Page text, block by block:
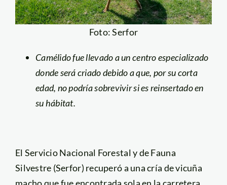
Foto: Serfor
Camélido fue llevado a un centro especializado
donde será criado debido a que, por su corta
edad, no podría sobrevivir si es reinsertado en
su hábitat.
El Servicio Nacional Forestal y de Fauna
Silvestre (Serfor) recuperó a una cría de vicuña